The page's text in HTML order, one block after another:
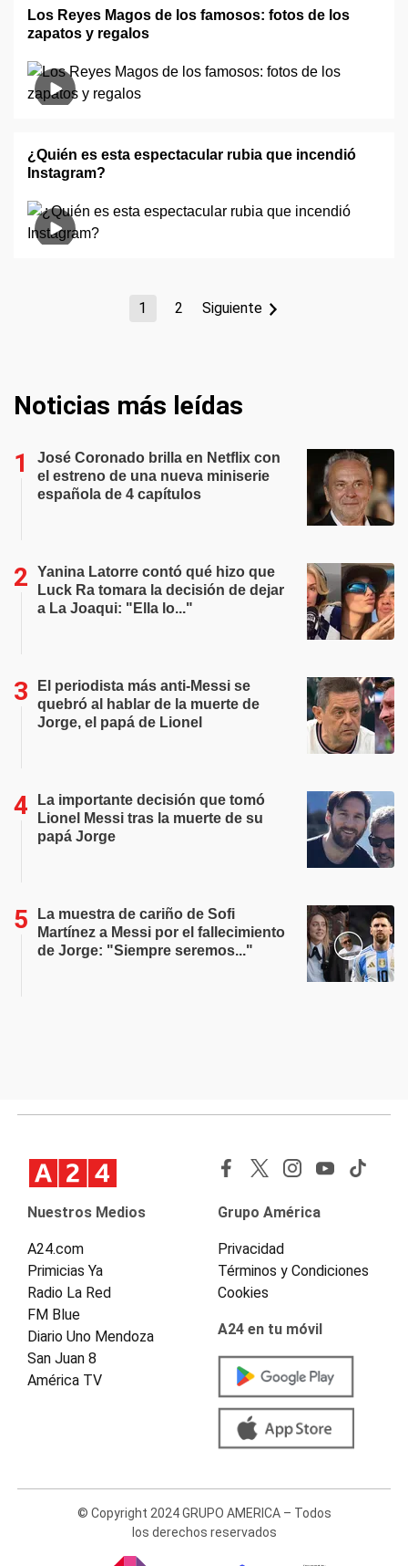
Los Reyes Magos de los famosos: fotos de los
zapatos y regalos
¿Quién es esta espectacular rubia que incendió
Instagram?
1 2 Siguiente
Noticias más leídas
José Coronado brilla en Netflix con
el estreno de una nueva miniserie
española de 4 capítulos
Yanina Latorre contó qué hizo que
Luck Ra tomara la decisión de dejar
a La Joaqui: "Ella lo..."
El periodista más anti-Messi se
quebró al hablar de la muerte de
Jorge, el papá de Lionel
La importante decisión que tomó
Lionel Messi tras la muerte de su
papá Jorge
La muestra de cariño de Sofi
Martínez a Messi por el fallecimiento
de Jorge: "Siempre seremos..."
Nuestros Medios
A24.com
Primicias Ya
Radio La Red
FM Blue
Diario Uno Mendoza
San Juan 8
América TV
Grupo América
Privacidad
Términos y Condiciones
Cookies
A24 en tu móvil
© Copyright 2024 GRUPO AMERICA – Todos
los derechos reservados